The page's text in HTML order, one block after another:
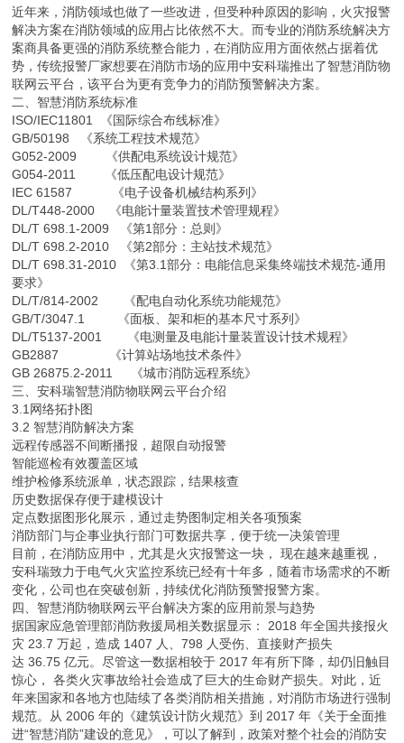
近年来，消防领域也做了一些改进，但受种种原因的影响，火灾报警
解决方案在消防领域的应用占比依然不大。而专业的消防系统解决方
案商具备更强的消防系统整合能力，在消防应用方面依然占据着优
势，传统报警厂家想要在消防市场的应用中安科瑞推出了智慧消防物
联网云平台，该平台为更有竞争力的消防预警解决方案。
二、智慧消防系统标准
ISO/IEC11801 《国际综合布线标准》
GB/50198 《系统工程技术规范》
G052-2009 《供配电系统设计规范》
G054-2011 《低压配电设计规范》
IEC 61587 《电子设备机械结构系列》
DL/T448-2000 《电能计量装置技术管理规程》
DL/T 698.1-2009 《第1部分：总则》
DL/T 698.2-2010 《第2部分：主站技术规范》
DL/T 698.31-2010 《第3.1部分：电能信息采集终端技术规范-通用
要求》
DL/T/814-2002 《配电自动化系统功能规范》
GB/T/3047.1 《面板、架和柜的基本尺寸系列》
DL/T5137-2001 《电测量及电能计量装置设计技术规程》
GB2887 《计算站场地技术条件》
GB 26875.2-2011 《城市消防远程系统》
三、安科瑞智慧消防物联网云平台介绍
3.1网络拓扑图
3.2 智慧消防解决方案
远程传感器不间断播报，超限自动报警
智能巡检有效覆盖区域
维护检修系统派单，状态跟踪，结果核查
历史数据保存便于建模设计
定点数据图形化展示，通过走势图制定相关各项预案
消防部门与企事业执行部门可数据共享，便于统一决策管理
目前，在消防应用中，尤其是火灾报警这一块， 现在越来越重视，
安科瑞致力于电气火灾监控系统已经有十年多，随着市场需求的不断
变化，公司也在突破创新，持续优化消防预警报警方案。
四、智慧消防物联网云平台解决方案的应用前景与趋势
据国家应急管理部消防救援局相关数据显示： 2018 年全国共接报火
灾 23.7 万起，造成 1407 人、798 人受伤、直接财产损失
达 36.75 亿元。尽管这一数据相较于 2017 年有所下降，却仍旧触目
惊心， 各类火灾事故给社会造成了巨大的生命财产损失。对此，近
年来国家和各地方也陆续了各类消防相关措施，对消防市场进行强制
规范。从 2006 年的《建筑设计防火规范》到 2017 年《关于全面推
进“智慧消防”建设的意见》，可以了解到，政策对整个社会的消防安